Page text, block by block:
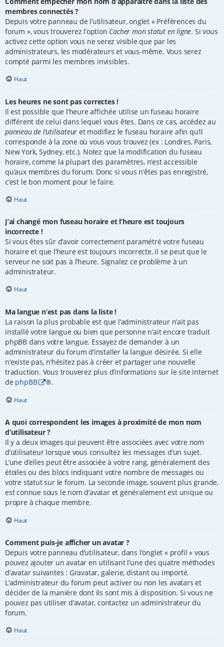
membres connectés ?
Depuis votre panneau de l’utilisateur, onglet « Préférences du
forum », vous trouverez l’option Cacher mon statut en ligne. Si vous
activez cette option vous ne serez visible que par les
administrateurs, les modérateurs et vous-même. Vous serez
compté parmi les membres invisibles.
Haut
Les heures ne sont pas correctes !
Il est possible que l’heure affichée utilise un fuseau horaire
différent de celui dans lequel vous êtes. Dans ce cas, accédez au
panneau de l’utilisateur et modifiez le fuseau horaire afin qu’il
corresponde à la zone où vous vous trouvez (ex : Londres, Paris,
New York, Sydney, etc.). Notez que la modification du fuseau
horaire, comme la plupart des paramètres, n’est accessible
qu’aux membres du forum. Donc si vous n’êtes pas enregistré,
c’est le bon moment pour le faire.
Haut
J’ai changé mon fuseau horaire et l’heure est toujours
incorrecte !
Si vous êtes sûr d’avoir correctement paramétré votre fuseau
horaire et que l’heure est toujours incorrecte, il se peut que le
serveur ne soit pas à l’heure. Signalez ce problème à un
administrateur.
Haut
Ma langue n’est pas dans la liste !
La raison la plus probable est que l’administrateur n’ait pas
installé votre langue ou bien que personne n’ait encore traduit
phpBB dans votre langue. Essayez de demander à un
administrateur du forum d’installer la langue désirée. Si elle
n’existe pas, n’hésitez pas à créer et partager une nouvelle
traduction. Vous trouverez plus d’informations sur le site Internet
de phpBB ®.
Haut
A quoi correspondent les images à proximité de mon nom
d’utilisateur ?
Il y a deux images qui peuvent être associées avec votre nom
d’utilisateur lorsque vous consultez les messages d’un sujet.
L’une d’elles peut être associée à votre rang, généralement des
étoiles ou des blocs indiquant votre nombre de messages ou
votre statut sur le forum. La seconde image, souvent plus grande,
est connue sous le nom d’avatar et généralement est unique ou
propre à chaque membre.
Haut
Comment puis-je afficher un avatar ?
Depuis votre panneau d’utilisateur, dans l’onglet « profil » vous
pouvez ajouter un avatar en utilisant l’une des quatre méthodes
d’avatar suivantes : Gravatar, galerie, distant ou importé.
L’administrateur du forum peut activer ou non les avatars et
décider de la manière dont ils sont mis à disposition. Si vous ne
pouvez pas utiliser d’avatar, contactez un administrateur du
forum.
Haut